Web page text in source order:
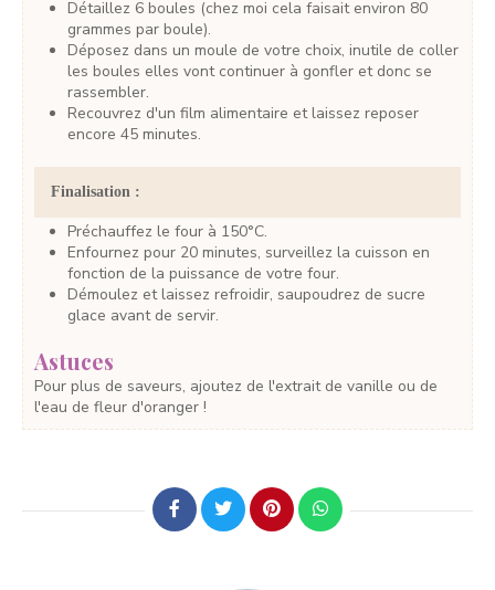
Détaillez 6 boules (chez moi cela faisait environ 80
grammes par boule).
Déposez dans un moule de votre choix, inutile de coller
les boules elles vont continuer à gonfler et donc se
rassembler.
Recouvrez d'un film alimentaire et laissez reposer
encore 45 minutes.
Finalisation :
Préchauffez le four à 150°C.
Enfournez pour 20 minutes, surveillez la cuisson en
fonction de la puissance de votre four.
Démoulez et laissez refroidir, saupoudrez de sucre
glace avant de servir.
Astuces
Pour plus de saveurs, ajoutez de l'extrait de vanille ou de
l'eau de fleur d'oranger !